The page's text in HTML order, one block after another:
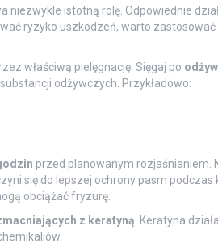
niezwykle istotną rolę. Odpowiednie
ryzyko uszkodzeń, warto zastosować
właściwą pielęgnację. Sięgaj po
odżywczych. Przykładowo:
przed planowanym rozjaśnianiem.
się do lepszej ochrony pasm
obciążać fryzurę.
z keratyną . Keratyna